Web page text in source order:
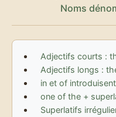
Noms
Adjectifs courts :
Adjectifs longs :
in et of
one of the +
Superlatifs